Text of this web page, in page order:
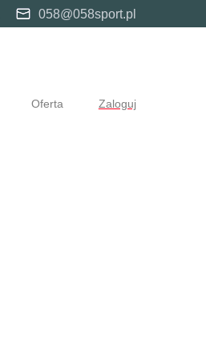
058@058sport.pl
Oferta Zaloguj